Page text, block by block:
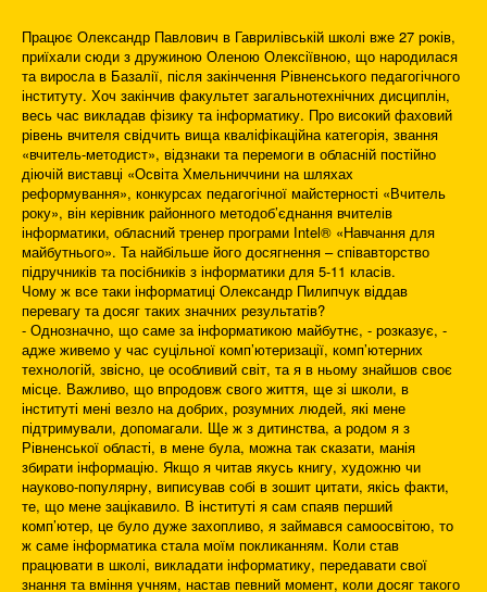
Працює Олександр Павлович в Гаврилівській школі вже 27 років,
приїхали сюди з дружиною Оленою Олексіївною, що народилася
та виросла в Базалії, після закінчення Рівненського педагогічного
інституту. Хоч закінчив факультет загальнотехнічних дисциплін,
весь час викладав фізику та інформатику. Про високий фаховий
рівень вчителя свідчить вища кваліфікаційна категорія, звання
«вчитель-методист», відзнаки та перемоги в обласній постійно
діючій виставці «Освіта Хмельниччини на шляхах
реформування», конкурсах педагогічної майстерності «Вчитель
року», він керівник районного методоб’єднання вчителів
інформатики, обласний тренер програми Іntel® «Навчання для
майбутнього». Та найбільше його досягнення – співавторство
підручників та посібників з інформатики для 5-11 класів.
Чому ж все таки інформатиці Олександр Пилипчук віддав
перевагу та досяг таких значних результатів?
- Однозначно, що саме за інформатикою майбутнє, - розказує, -
адже живемо у час суцільної комп’ютеризації, комп’ютерних
технологій, звісно, це особливий світ, та я в ньому знайшов своє
місце. Важливо, що впродовж свого життя, ще зі школи, в
інституті мені везло на добрих, розумних людей, які мене
підтримували, допомагали. Ще ж з дитинства, а родом я з
Рівненської області, в мене була, можна так сказати, манія
збирати інформацію. Якщо я читав якусь книгу, художню чи
науково-популярну, виписував собі в зошит цитати, якісь факти,
те, що мене зацікавило. В інституті я сам спаяв перший
комп’ютер, це було дуже захопливо, я займався самоосвітою, то
ж саме інформатика стала моїм покликанням. Коли став
працювати в школі, викладати інформатику, передавати свої
знання та вміння учням, настав певний момент, коли досяг такого